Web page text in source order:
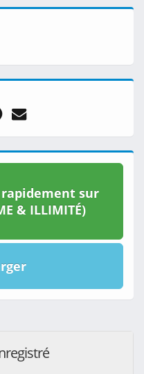
sur
& ILLIMITÉ)